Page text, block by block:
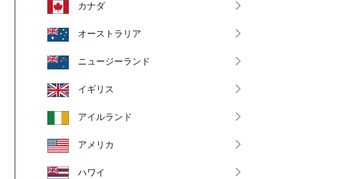
カナダ
オーストラリア
ニュージーランド
イギリス
アイルランド
アメリカ
ハワイ